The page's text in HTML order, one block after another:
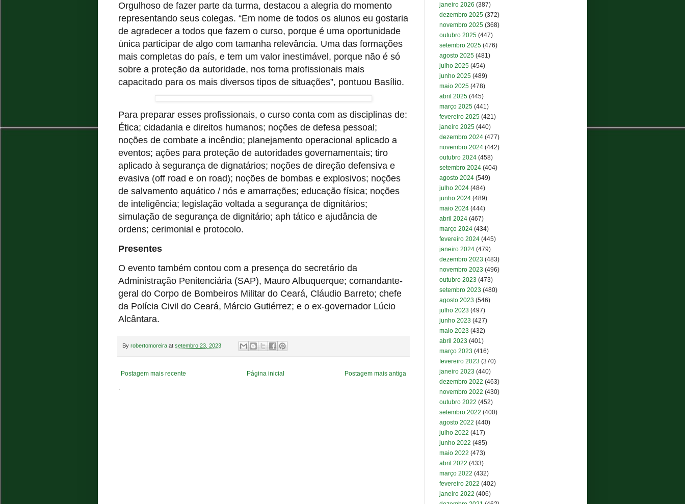
Orgulhoso de fazer parte da turma, destacou a alegria do momento
representando seus colegas. “Em nome de todos os alunos eu gostaria
de agradecer a todos que fazem o curso, porque é uma oportunidade
única participar de algo com tamanha relevância. Uma das formações
mais completas do país, e tem um valor inestimável, porque não é só
sobre a proteção da autoridade, nos torna profissionais mais
capacitado para os mais diversos tipos de situações”, pontuou Basílio.
Para preparar esses profissionais, o curso conta com as disciplinas de:
Ética; cidadania e direitos humanos; noções de defesa pessoal;
noções de combate a incêndio; planejamento operacional aplicado a
eventos; ações para proteção de autoridades governamentais; tiro
aplicado à segurança de dignatários; noções de direção defensiva e
evasiva (off road e on road); noções de bombas e explosivos; noções
de salvamento aquático / nós e amarrações; educação física; noções
de inteligência; legislação voltada a segurança de dignitários;
simulação de segurança de dignitário; aph tático e ajudância de
ordens; cerimonial e protocolo.
Presentes
O evento também contou com a presença do secretário da
Administração Penitenciária (SAP), Mauro Albuquerque; comandante-
geral do Corpo de Bombeiros Militar do Ceará, Cláudio Barreto; chefe
da Polícia Civil do Ceará, Márcio Gutiérrez; e o ex-governador Lúcio
Alcântara.
By robertomoreira at setembro 23, 2023
Postagem mais recente Postagem mais antiga
Página inicial
.
janeiro 2026 (387)
dezembro 2025 (372)
novembro 2025 (368)
outubro 2025 (447)
setembro 2025 (476)
agosto 2025 (481)
julho 2025 (454)
junho 2025 (489)
maio 2025 (478)
abril 2025 (445)
março 2025 (441)
fevereiro 2025 (421)
janeiro 2025 (440)
dezembro 2024 (477)
novembro 2024 (442)
outubro 2024 (458)
setembro 2024 (404)
agosto 2024 (549)
julho 2024 (484)
junho 2024 (489)
maio 2024 (444)
abril 2024 (467)
março 2024 (434)
fevereiro 2024 (445)
janeiro 2024 (479)
dezembro 2023 (483)
novembro 2023 (496)
outubro 2023 (473)
setembro 2023 (480)
agosto 2023 (546)
julho 2023 (497)
junho 2023 (427)
maio 2023 (432)
abril 2023 (401)
março 2023 (416)
fevereiro 2023 (370)
janeiro 2023 (440)
dezembro 2022 (463)
novembro 2022 (430)
outubro 2022 (452)
setembro 2022 (400)
agosto 2022 (440)
julho 2022 (417)
junho 2022 (485)
maio 2022 (473)
abril 2022 (433)
março 2022 (432)
fevereiro 2022 (402)
janeiro 2022 (406)